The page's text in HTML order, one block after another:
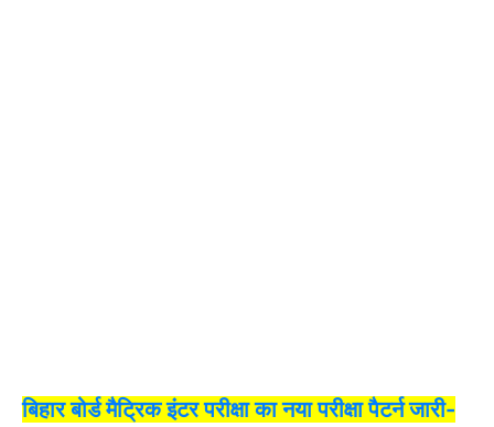
बिहार बोर्ड मैट्रिक इंटर परीक्षा का नया परीक्षा पैटर्न जारी-